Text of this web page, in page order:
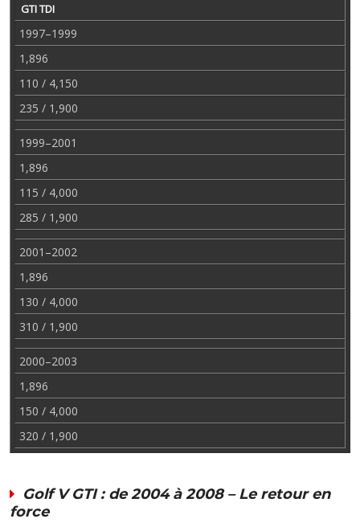
GTI TDI
1997–1999
1,896
110 / 4,150
235 / 1,900
1999–2001
1,896
115 / 4,000
285 / 1,900
2001–2002
1,896
130 / 4,000
310 / 1,900
2000–2003
1,896
150 / 4,000
320 / 1,900
Golf V GTI : de 2004 à 2008 – Le retour en
force